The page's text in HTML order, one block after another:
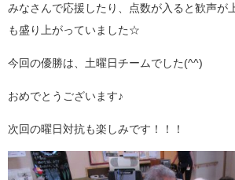
みなさんで応援したり、点数が入ると歓声が
も盛り上がっていました☆
今回の優勝は、土曜日チームでした(^^)
おめでとうございます♪
次回の曜日対抗も楽しみです！！！